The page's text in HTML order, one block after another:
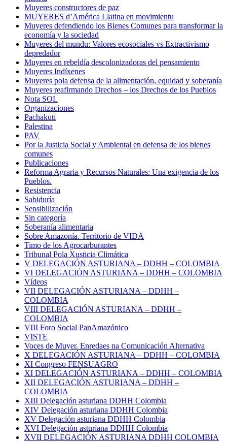
Muyeres constructores de paz
MUYERES d’América Llatina en movimientu
Muyeres defendiendo los Bienes Comunes para transformar la
economía y la sociedad
Muyeres del mundu: Valores ecosociales vs Extractivismo
depredador
Muyeres en rebeldía descolonizadoras del pensamiento
Muyeres Indíxenes
Muyeres pola defensa de la alimentación, equidad y soberanía
Muyeres reafirmando Drechos – los Drechos de los Pueblos
Nota SOL
Organizaciones
Pachakuti
Palestina
PAV
Por la Justicia Social y Ambiental en defensa de los bienes
comunes
Publicaciones
Reforma Agraria y Recursos Naturales: Una exigencia de los
Pueblos.
Resistencia
Sabiduría
Sensibilización
Sin categoría
Soberanía alimentaria
Sobre Amazonía. Territorio de VIDA
Timo de los Agrocarburantes
Tribunal Pola Xusticia Climática
V DELEGACIÓN ASTURIANA – DDHH – COLOMBIA
VI DELEGACIÓN ASTURIANA – DDHH – COLOMBIA
Vídeos
VII DELEGACIÓN ASTURIANA – DDHH –
COLOMBIA
VIII DELEGACIÓN ASTURIANA – DDHH –
COLOMBIA
VIII Foro Social PanAmazónico
VISTE
Voces de Muyer. Enredaes na Comunicación Alternativa
X DELEGACIÓN ASTURIANA – DDHH – COLOMBIA
XI Congreso FENSUAGRO
XI DELEGACIÓN ASTURIANA – DDHH – COLOMBIA
XII DELEGACIÓN ASTURIANA – DDHH –
COLOMBIA
XIII Delegación asturiana DDHH Colombia
XIV Delegación asturiana DDHH Colombia
XV Delegación asturiana DDHH Colombia
XVI Delegación asturiana DDHH Colombia
XVII DELEGACIÓN ASTURIANA DDHH COLOMBIA